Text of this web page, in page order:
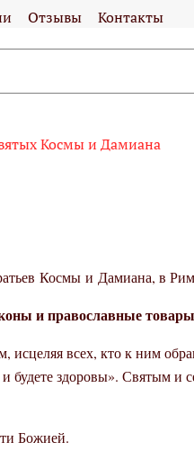
Отзывы Контакты
Космы и Дамиана
Космы и Дамиана, в
и православные
всех, кто к ним
здоровы». Святым и
Божией.